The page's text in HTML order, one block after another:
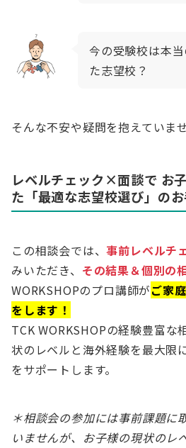
今の受験校は本
た志望校？
そんな不安や疑問を抱えていま
レベルチェック×面談で お
た「最適な志望校選び」の
この相談会では、事前レベルチ
みいただき、 その結果＆個別の
WORKSHOPのプロ講師がご家
をします！
TCK WORKSHOPの経験豊富な
状のレベルと海外経験を最大限
をサポートします。
＊相談会の参加には事前課題に
いませんが、お子様の現状のレ